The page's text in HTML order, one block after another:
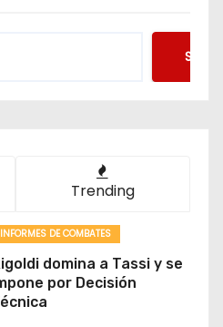
Trending
INFORMES DE COMBATES
domina a Tassi y se
por Decisión